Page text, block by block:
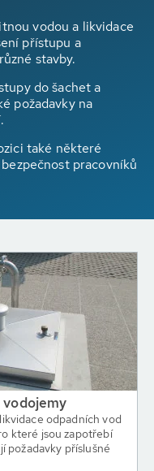
vodou a likvidace
přístupu a
stavby.
do šachet a
požadavky na
také některé
pracovníků
vodojemy
odpadních vod
které jsou zapotřebí
požadavky příslušné